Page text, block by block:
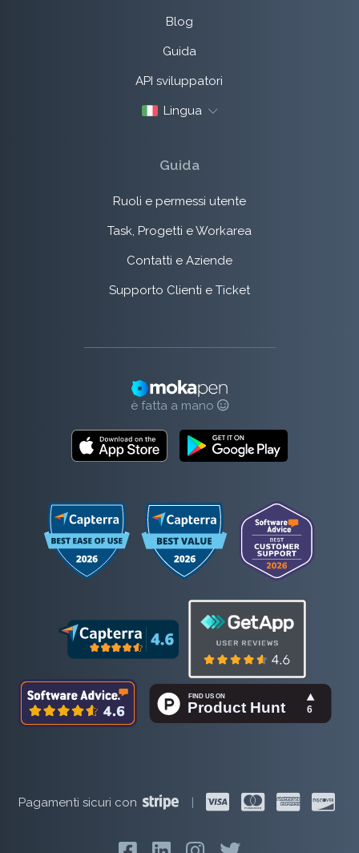
Blog
Guida
API sviluppatori
Lingua
Guida
Ruoli e permessi utente
Task, Progetti e Workarea
Contatti e Aziende
Supporto Clienti e Ticket
è fatta a mano
Pagamenti sicuri con